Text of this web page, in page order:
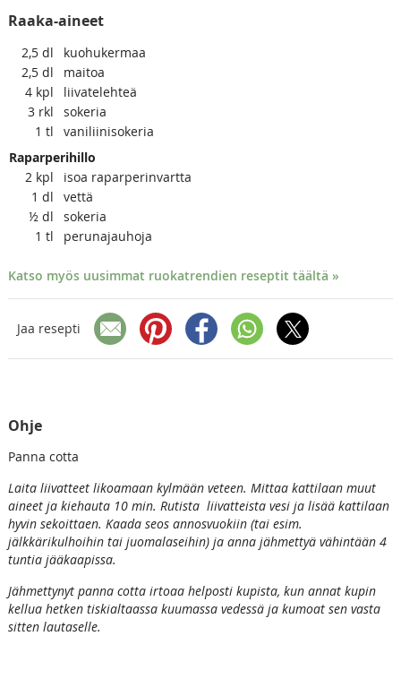
Raaka-aineet
2,5 dl
kuohukermaa
2,5 dl
maitoa
4 kpl
liivatelehteä
3 rkl
sokeria
1 tl
vaniliinisokeria
Raparperihillo
2 kpl
isoa raparperinvartta
1 dl
vettä
½ dl
sokeria
1 tl perunajauhoja
Katso myös uusimmat ruokatrendien reseptit täältä »
Jaa resepti
Ohje
Panna cotta
Laita liivatteet likoamaan kylmään veteen. Mittaa kattilaan muut
aineet ja kiehauta 10 min. Rutista liivatteista vesi ja lisää kattilaan
hyvin sekoittaen. Kaada seos annosvuokiin (tai esim.
jälkkärikulhoihin tai juomalaseihin) ja anna jähmettyä vähintään 4
tuntia jääkaapissa.
Jähmettynyt panna cotta irtoaa helposti kupista, kun annat kupin
kellua hetken tiskialtaassa kuumassa vedessä ja kumoat sen vasta
sitten lautaselle.